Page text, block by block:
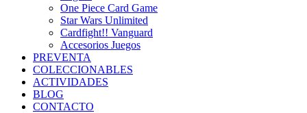
One Piece Card Game
Star Wars Unlimited
Cardfight!! Vanguard
Accesorios Juegos
PREVENTA
COLECCIONABLES
ACTIVIDADES
BLOG
CONTACTO